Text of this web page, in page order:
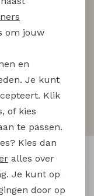
wees als eerst
dit in onze
om jouw
en
Je kunt
Klik
of kies
te passen.
Kies dan
alles over
Je kunt op
door op